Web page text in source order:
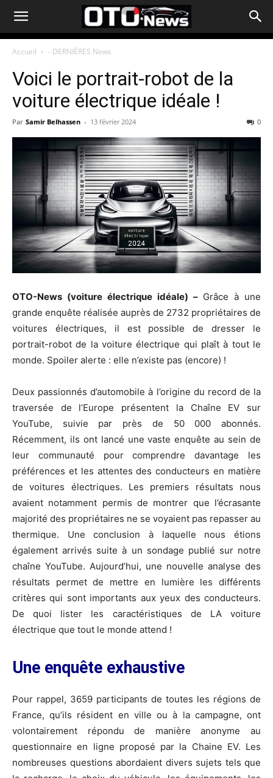
Accueil - DERNIÈRES News
Voici le portrait-robot de la
voiture électrique idéale !
Par Samir Belhassen - 13 février 2024 0
OTO-News (voiture électrique idéale) – Grâce à une
grande enquête réalisée auprès de 2732 propriétaires de
voitures électriques, il est possible de dresser le
portrait-robot de la voiture électrique qui plaît à tout le
monde. Spoiler alerte : elle n’existe pas (encore) !
Deux passionnés d’automobile à l’origine du record de la
traversée de l’Europe présentent la Chaîne EV sur
YouTube, suivie par près de 50 000 abonnés.
Récemment, ils ont lancé une vaste enquête au sein de
leur communauté pour comprendre davantage les
préférences et les attentes des conducteurs en matière
de voitures électriques. Les premiers résultats nous
avaient notamment permis de montrer que l’écrasante
majorité des propriétaires ne se voyaient pas repasser au
thermique. Une conclusion à laquelle nous étions
également arrivés suite à un sondage publié sur notre
chaîne YouTube. Aujourd’hui, une nouvelle analyse des
résultats permet de mettre en lumière les différents
critères qui sont importants aux yeux des conducteurs.
De quoi lister les caractéristiques de LA voiture
électrique que tout le monde attend !
Une enquête exhaustive
Pour rappel, 3659 participants de toutes les régions de
France, qu’ils résident en ville ou à la campagne, ont
volontairement répondu de manière anonyme au
questionnaire en ligne proposé par la Chaine EV. Les
nombreuses questions abordaient divers sujets tels que